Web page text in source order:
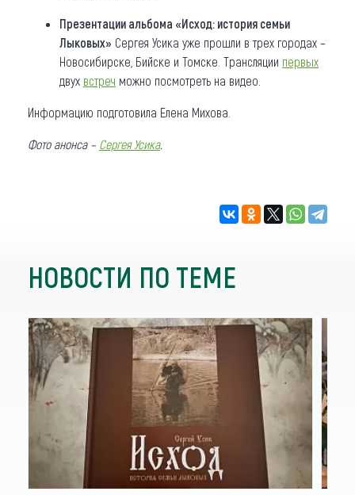
Презентации альбома «Исход: история семьи
Лыковых» Сергея Усика уже прошли в трех городах –
Новосибирске, Бийске и Томске. Трансляции первых
двух встреч можно посмотреть на видео.
Информацию подготовила Елена Михова.
Фото анонса – Сергея Усика.
НОВОСТИ ПО ТЕМЕ